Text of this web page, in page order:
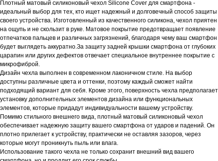
Плотный матовый силиконовый чехол Silicone Cover для смартфона -
идеальный выбор для тех, кто ищет надежный и долговечный способ защиты
своего устройства. Изготовленный из качественного силикона, чехол приятен
на ощупь и не скользит в руке. Матовое покрытие предотвращает появление
отпечатков пальцев и различных загрязнений, благодаря чему ваш смартфон
будет выглядеть аккуратно.За защиту задней крышки смартфона от глубоких
царапин или других дефектов отвечает специальное внутреннее покрытие с
микрофиброй.
Дизайн чехла выполнен в современном лаконичном стиле. На выбор
доступны различные цвета и оттенки, поэтому каждый сможет найти
подходящий вариант для себя. Кроме этого, поверхность чехла предполагает
установку дополнительных элементов дизайна или функциональных
элементов, которые придадут индивидуальности вашему устройству.
Помимо стильного внешнего вида, плотный матовый силиконовый чехол
обеспечивает надежную защиту вашего смартфона от ударов и падений. Он
плотно прилегает к устройству, практически не оставляя зазоров, через
которые могут проникнуть пыль или влага.
Использование такого чехла не только сохранит внешний вид вашего